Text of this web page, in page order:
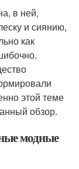
в ней,
и сиянию,
как
этой теме
обзор.
модные